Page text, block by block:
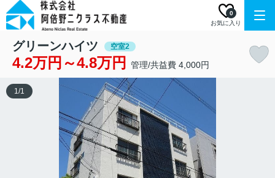
お気に入り
0
グリーンハイツ 空室2
4.2万円～4.8万円 管理/共益費 4,000円
1/1